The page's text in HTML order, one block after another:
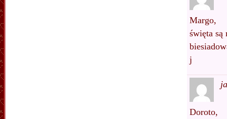
Margo,
święta są
j
Doroto,